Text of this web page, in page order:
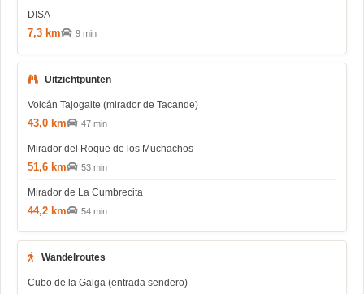
DISA
7,3 km 9 min
Uitzichtpunten
Volcán Tajogaite (mirador de Tacande)
43,0 km 47 min
Mirador del Roque de los Muchachos
51,6 km 53 min
Mirador de La Cumbrecita
44,2 km 54 min
Wandelroutes
Cubo de la Galga (entrada sendero)